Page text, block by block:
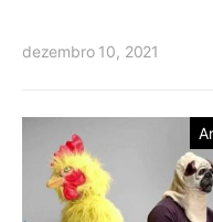
dezembro 10, 2021